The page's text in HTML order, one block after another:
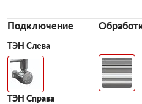
Подключение
ТЭН Слева
ТЭН Справа